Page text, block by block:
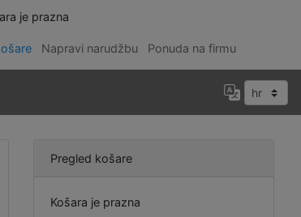
je prazna
Napravi narudžbu Ponuda na firmu
Pregled košare
Košara je prazna